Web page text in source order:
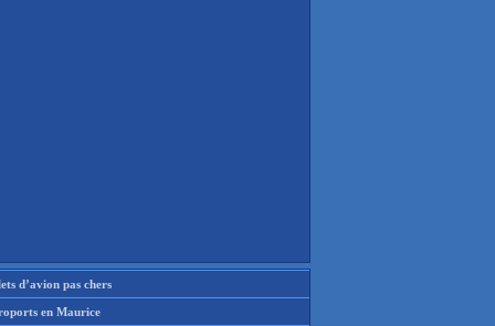
d’avion pas chers
en Maurice